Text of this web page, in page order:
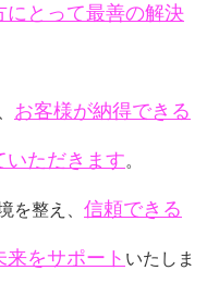
にとって最善の解決
お客様が納得できる
いただきます。
を整え、 信頼できる
をサポート いたしま